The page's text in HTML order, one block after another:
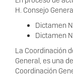
H. Consejo
Dictamen
Dictamen
La Coordinación
General, es una
Coordinación